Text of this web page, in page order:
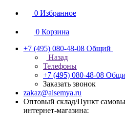
0 Избранное
0 Корзина
+7 (495) 080-48-08 Общий
Назад
Телефоны
+7 (495) 080-48-08
Заказать звонок
zakaz@alsemya.ru
Оптовый склад/Пункт
интернет-магазина: